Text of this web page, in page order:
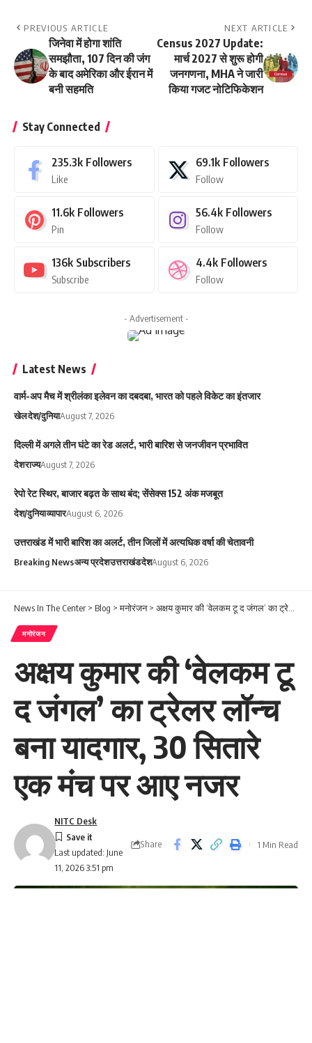
PREVIOUS ARTICLE
जिनेवा में होगा शांति
समझौता, 107 दिन की जंग
के बाद अमेरिका और ईरान में
बनी सहमति
NEXT ARTICLE
Census 2027 Update:
मार्च 2027 से शुरू होगी
जनगणना, MHA ने जारी
किया गजट नोटिफिकेशन
Stay Connected
235.3k Followers
Like
69.1k Followers
Follow
11.6k Followers
Pin
56.4k Followers
Follow
136k Subscribers
Subscribe
4.4k Followers
Follow
- Advertisement -
Latest News
वार्म-अप मैच में श्रीलंका इलेवन का दबदबा, भारत को पहले विकेट का इंतजार
खेलदेश/दुनियाAugust 7, 2026
दिल्ली में अगले तीन घंटे का रेड अलर्ट, भारी बारिश से जनजीवन प्रभावित
देशराज्यAugust 7, 2026
रेपो रेट स्थिर, बाजार बढ़त के साथ बंद; सेंसेक्स 152 अंक मजबूत
देश/दुनियाव्यापारAugust 6, 2026
उत्तराखंड में भारी बारिश का अलर्ट, तीन जिलों में अत्यधिक वर्षा की चेतावनी
Breaking Newsअन्य प्रदेशउत्तराखंडदेशAugust 6, 2026
News In The Center > Blog >मनोरंजन> अक्षय कुमार की ‘वेलकम टू द जंगल’ का ट्रेलर लॉन्च बना यादगार, 30 सितारे एक मंच पर आए नजर
मनोरंजन
अक्षय कुमार की ‘वेलकम टू
द जंगल’ का ट्रेलर लॉन्च
बना यादगार, 30 सितारे
एक मंच पर आए नजर
Last updated: June
11, 2026 3:51 pm
NITC Desk
Share 1 Min Read